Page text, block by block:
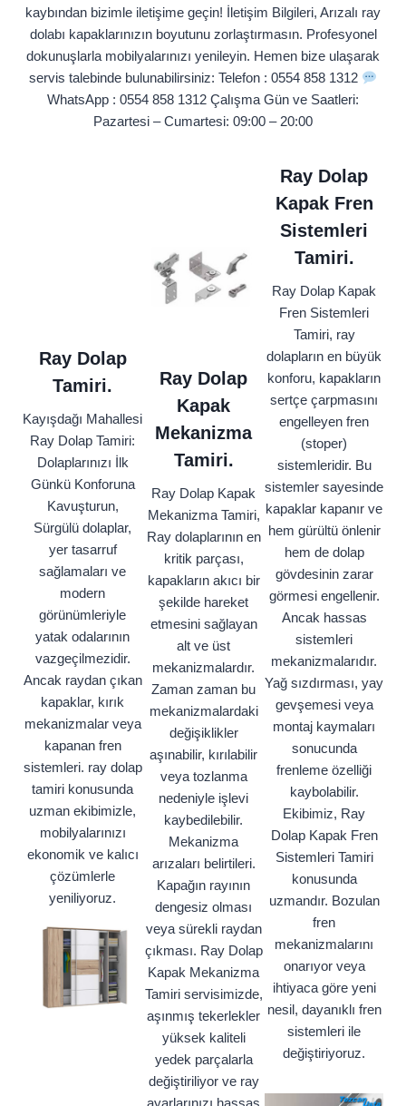
kaybından bizimle iletişime geçin! İletişim Bilgileri, Arızalı ray
dolabı kapaklarınızın boyutunu zorlaştırmasın. Profesyonel
dokunuşlarla mobilyalarınızı yenileyin. Hemen bize ulaşarak
servis talebinde bulunabilirsiniz: Telefon : 0554 858 1312
WhatsApp : 0554 858 1312 Çalışma Gün ve Saatleri:
Pazartesi – Cumartesi: 09:00 – 20:00
Ray Dolap
Tamiri.
Kayışdağı Mahallesi
Ray Dolap Tamiri:
Dolaplarınızı İlk
Günkü Konforuna
Kavuşturun,
Sürgülü dolaplar,
yer tasarruf
sağlamaları ve
modern
görünümleriyle
yatak odalarının
vazgeçilmezidir.
Ancak raydan çıkan
kapaklar, kırık
mekanizmalar veya
kapanan fren
sistemleri. ray dolap
tamiri konusunda
uzman ekibimizle,
mobilyalarınızı
ekonomik ve kalıcı
çözümlerle
yeniliyoruz.
Ray Dolap
Kapak
Mekanizma
Tamiri.
Ray Dolap Kapak
Mekanizma Tamiri,
Ray dolaplarının en
kritik parçası,
kapakların akıcı bir
şekilde hareket
etmesini sağlayan
alt ve üst
mekanizmalardır.
Zaman zaman bu
mekanizmalardaki
değişiklikler
aşınabilir, kırılabilir
veya tozlanma
nedeniyle işlevi
kaybedilebilir.
Mekanizma
arızaları belirtileri.
Kapağın rayının
dengesiz olması
veya sürekli raydan
çıkması. Ray Dolap
Kapak Mekanizma
Tamiri servisimizde,
aşınmış tekerlekler
yüksek kaliteli
yedek parçalarla
değiştiriliyor ve ray
Ray Dolap
Kapak Fren
Sistemleri
Tamiri.
Ray Dolap Kapak
Fren Sistemleri
Tamiri, ray
dolapların en büyük
konforu, kapakların
sertçe çarpmasını
engelleyen fren
(stoper)
sistemleridir. Bu
sistemler sayesinde
kapaklar kapanır ve
hem gürültü önlenir
hem de dolap
gövdesinin zarar
görmesi engellenir.
Ancak hassas
sistemleri
mekanizmalarıdır.
Yağ sızdırması, yay
gevşemesi veya
montaj kaymaları
sonucunda
frenleme özelliği
kaybolabilir.
Ekibimiz, Ray
Dolap Kapak Fren
Sistemleri Tamiri
konusunda
uzmandır. Bozulan
fren
mekanizmalarını
onarıyor veya
ihtiyaca göre yeni
nesil, dayanıklı fren
sistemleri ile
değiştiriyoruz.